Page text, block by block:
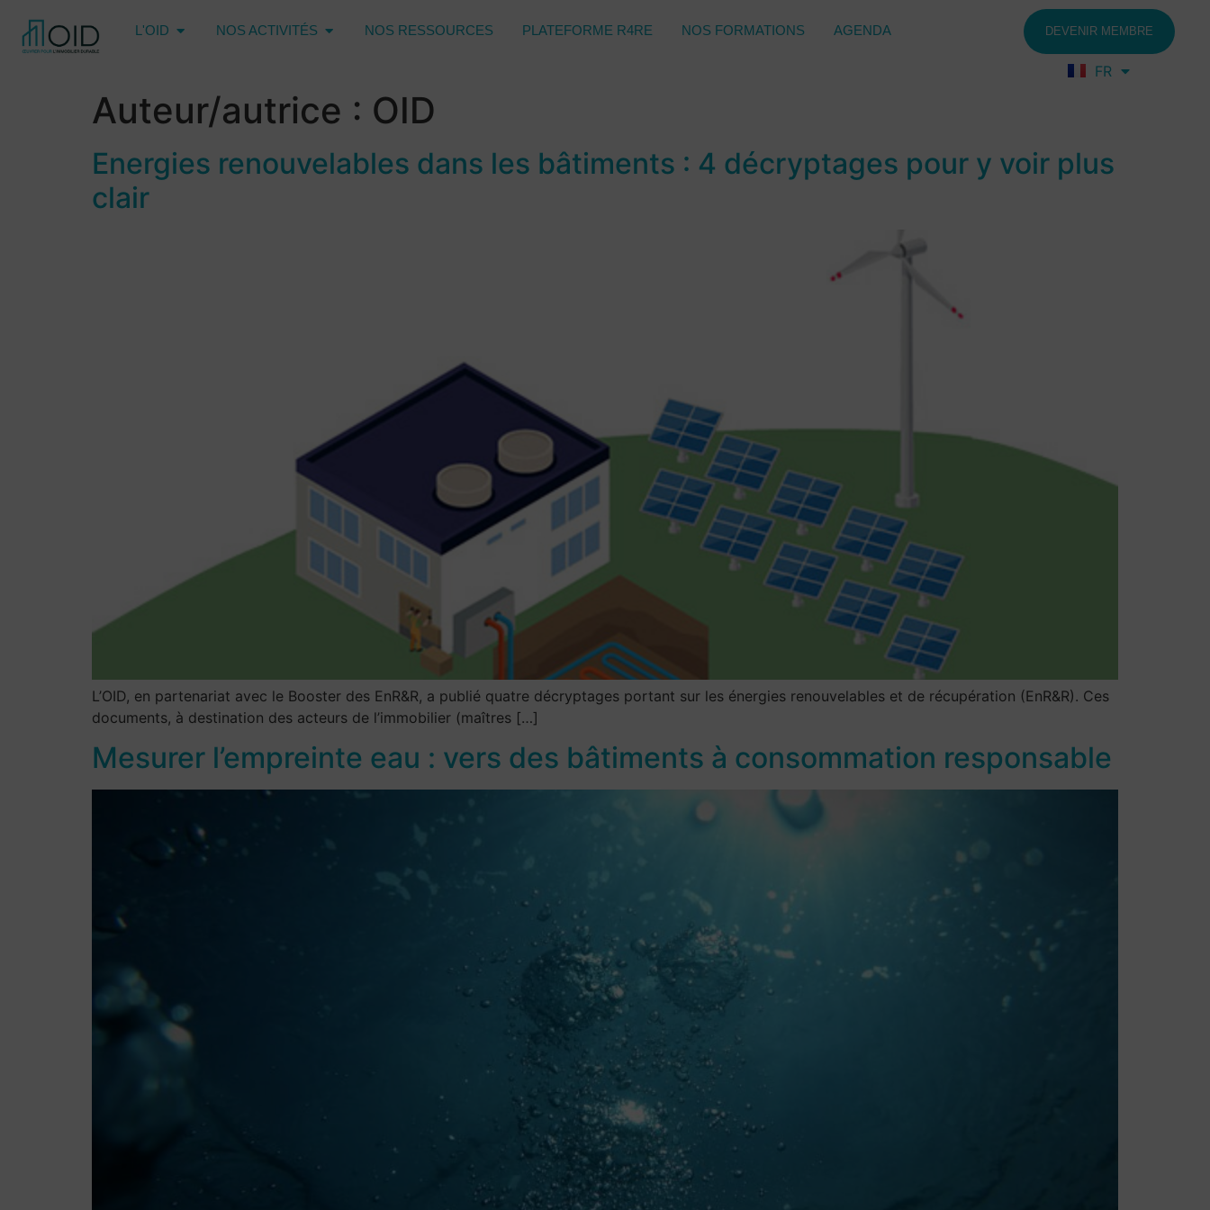
L'OID NOS ACTIVITÉS NOS RESSOURCES PLATEFORME R4RE NOS FORMATIONS AGENDA DEVENIR MEMBRE
FR
EN
Auteur/autrice : OID
Energies renouvelables dans les bâtiments : 4 décryptages pour y voir plus
clair
L’OID, en partenariat avec le Booster des EnR&R, a publié quatre décryptages portant sur les énergies renouvelables et de récupération (EnR&R). Ces
documents, à destination des acteurs de l’immobilier (maîtres […]
Mesurer l’empreinte eau : vers des bâtiments à consommation responsable